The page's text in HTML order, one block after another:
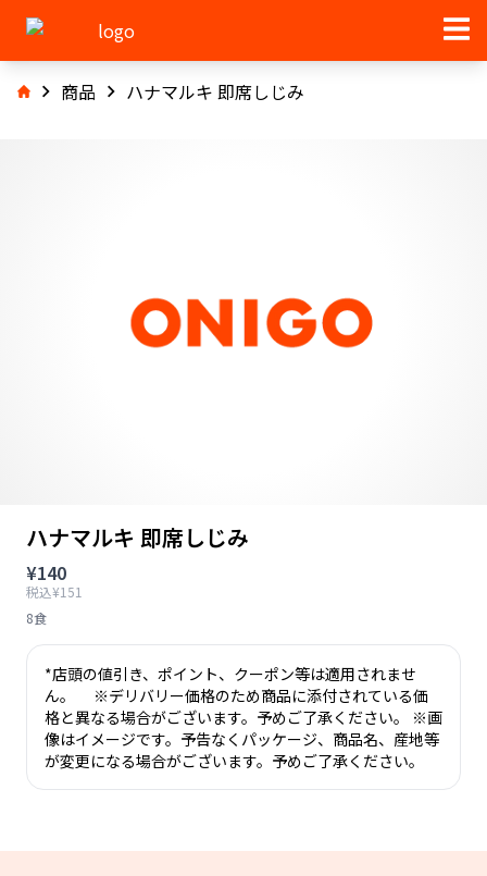
商品 ハナマルキ 即席しじみ
ハナマルキ 即席しじみ
¥140
税込¥151
8食
*店頭の値引き、ポイント、クーポン等は適用されませ
ん。 ※デリバリー価格のため商品に添付されている価
格と異なる場合がございます。予めご了承ください。 ※画
像はイメージです。予告なくパッケージ、商品名、産地等
が変更になる場合がございます。予めご了承ください。